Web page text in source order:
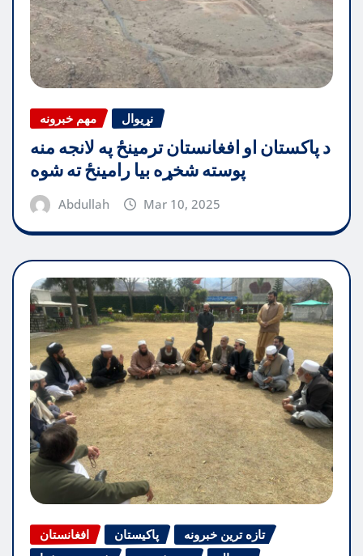
مهم خبرونه نړیوال
د پاکستان او افغانستان ترمینځ په لانجه منه
پوسته شخړه بیا رامینځ ته شوه
Abdullah Mar 10, 2025
افغانستان پاکیستان
تازه ترین خبرونه